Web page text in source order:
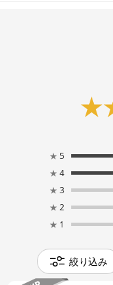
★ 5
★ 4
★ 3
★ 2
★ 1
絞り込み